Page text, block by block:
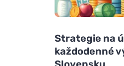
Strategie na
každodenné